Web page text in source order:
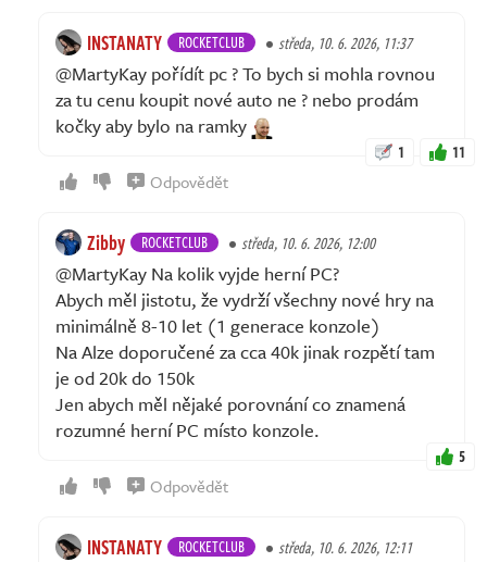
INSTANATY ROCKETCLUB středa, 10. 6. 2026, 11:37
@MartyKay pořídít pc ? To bych si mohla rovnou
za tu cenu koupit nové auto ne ? nebo prodám
kočky aby bylo na ramky
1 11
Odpovědět
Zibby ROCKETCLUB středa, 10. 6. 2026, 12:00
@MartyKay Na kolik vyjde herní PC?
Abych měl jistotu, že vydrží všechny nové hry na
minimálně 8-10 let (1 generace konzole)
Na Alze doporučené za cca 40k jinak rozpětí tam
je od 20k do 150k
Jen abych měl nějaké porovnání co znamená
rozumné herní PC místo konzole.
5
Odpovědět
INSTANATY ROCKETCLUB středa, 10. 6. 2026, 12:11